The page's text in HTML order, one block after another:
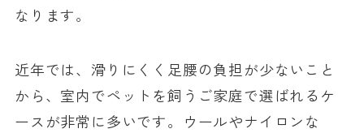
なります。
近年では、滑りにくく足腰の負担が少ないこと
から、室内でペットを飼うご家庭で選ばれるケ
ースが非常に多いです。ウールやナイロンな